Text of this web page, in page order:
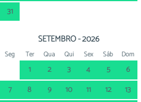
31
SETEMBRO - 2026
Seg Ter Qua Qui Sex Sáb Dom
1 2 3 4 5
6
7
8 9 10 11 12
13